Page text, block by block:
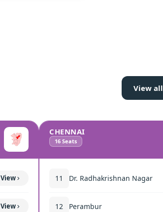
View all
View
View
CHENNAI
16 Seats
11 Dr. Radhakrishnan Nagar
12 Perambur